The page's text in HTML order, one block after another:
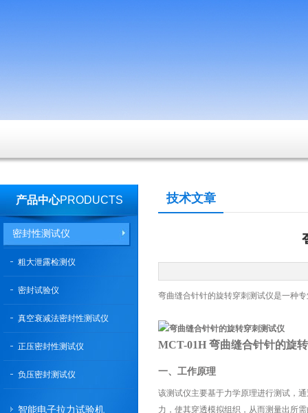
产品中心PRODUCTS
密封性测试仪
粗大泄露检测仪
密封试验仪
真空衰减法密封性测试仪
正压密封性测试仪
负压密封测试仪
智能电子拉力试验机
技术文章
弯曲缝合针针的旋转穿刺测试仪是一种
MCT-01H 弯曲缝合针针的旋
一、工作原理
该测试仪主要基于力学原理进行测试，
力，使其穿透模拟组织，从而测量出所